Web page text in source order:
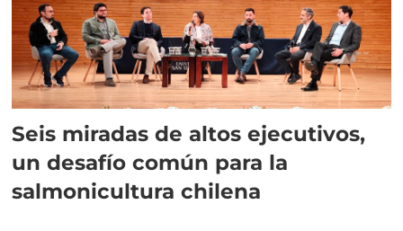
Seis miradas de altos ejecutivos,
un desafío común para la
salmonicultura chilena